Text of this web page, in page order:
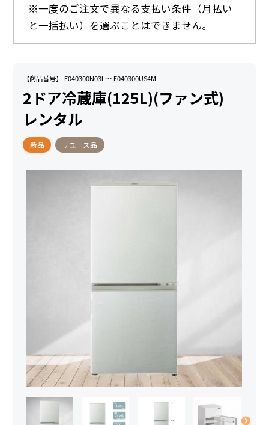
※一度のご注文で異なる支払い条件（月払い
と一括払い）を選ぶことはできません。
【商品番号】 E040300N03L～ E040300US4M
2ドア冷蔵庫(125L)(ファン式)
レンタル
新品 リユース品